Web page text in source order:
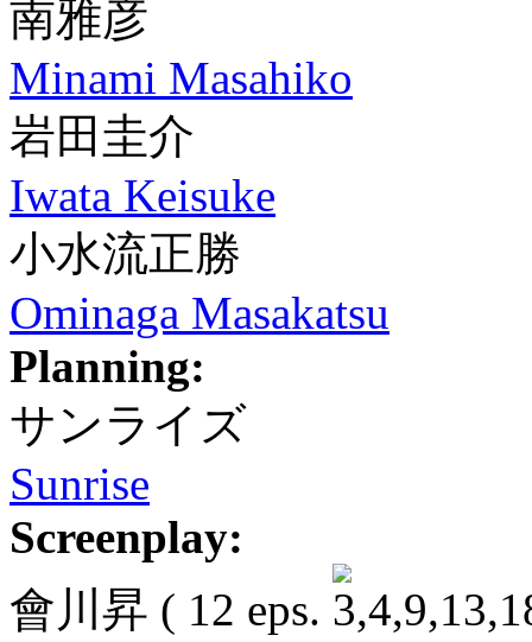
南雅彦
Minami Masahiko
岩田圭介
Iwata Keisuke
小水流正勝
Ominaga Masakatsu
Planning:
サンライズ
Sunrise
Screenplay:
會川昇 ( 12 eps.